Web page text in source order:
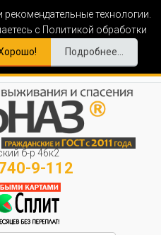
технологии.
с Политикой обработки
Подробнее...
б-р 46к2
9-112